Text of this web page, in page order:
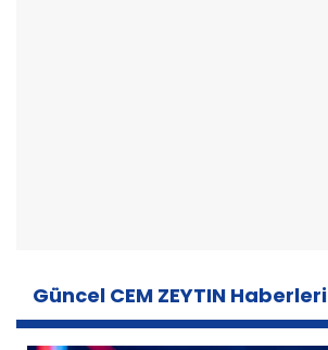
Güncel CEM ZEYTIN Haberleri